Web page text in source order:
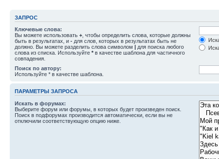
ЗАПРОС
Ключевые слова:
Вы можете использовать + , чтобы определить слова, которые должны
быть в результатах, и - для слов, которых в результатах быть не
должно. Вы можете разделить слова символом | для поиска любого
слова из списка. Используйте * в качестве шаблона для частичного
совпадения.
Поиск по автору:
Используйте * в качестве шаблона.
ПАРАМЕТРЫ ЗАПРОСА
Искать в форумах:
Выберите форум или форумы, в которых будет произведен поиск.
Поиск в подфорумах производится автоматически, если вы не
отключили соответствующую опцию ниже.